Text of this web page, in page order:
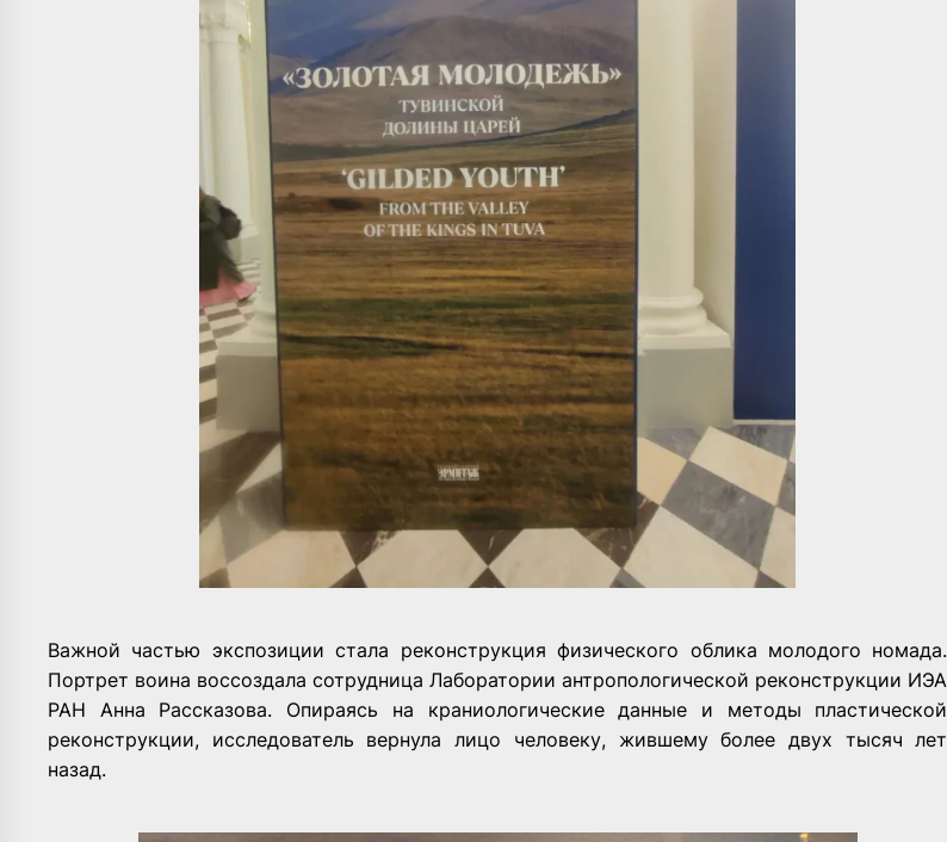
Важной частью экспозиции стала реконструкция физического облика молодого номада.
Портрет воина воссоздала сотрудница Лаборатории антропологической реконструкции ИЭА
РАН Анна Рассказова. Опираясь на краниологические данные и методы пластической
реконструкции, исследователь вернула лицо человеку, жившему более двух тысяч лет
назад.